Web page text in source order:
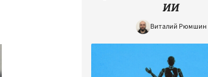
ИИ
Виталий Рюмшин